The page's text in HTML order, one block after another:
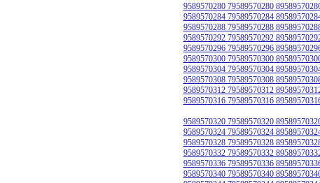
9589570280 79589570280
9589570284 79589570284
9589570288 79589570288
9589570292 79589570292
9589570296 79589570296
9589570300 79589570300
9589570304 79589570304
9589570308 79589570308
9589570312 79589570312
9589570316 79589570316
9589570320 79589570320
9589570324 79589570324
9589570328 79589570328
9589570332 79589570332
9589570336 79589570336
9589570340 79589570340